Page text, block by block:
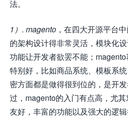
法。
1）. magento ，在四大开源平台
的架构设计得非常灵活，模块化
功能让开发者欲罢不能；
特别好，比如商品系统、模板系
密方面都是做得很到位的，是开
过，magento的入门有点高，尤
友好，丰富的功能以及强大的逻